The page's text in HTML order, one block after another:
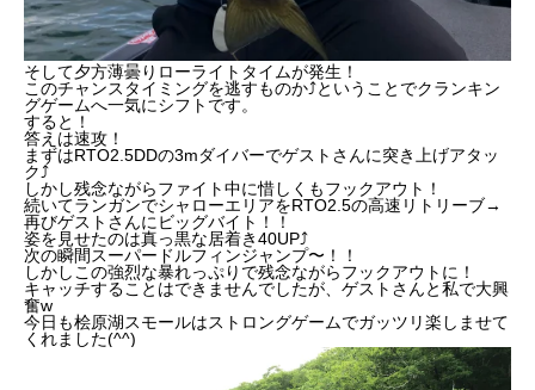
そして夕方薄曇りローライトタイムが発生！
このチャンスタイミングを逃すものか⤴︎ということでクランキン
グゲームへ一気にシフトです。
すると！
答えは速攻！
まずはRTO2.5DDの3mダイバーでゲストさんに突き上げアタッ
ク⤴︎
しかし残念ながらファイト中に惜しくもフックアウト！
続いてランガンでシャローエリアをRTO2.5の高速リトリーブ→
再びゲストさんにビッグバイト！！
姿を見せたのは真っ黒な居着き40UP⤴︎
次の瞬間スーパードルフィンジャンプ〜！！
しかしこの強烈な暴れっぷりで残念ながらフックアウトに！
キャッチすることはできませんでしたが、ゲストさんと私で大興
奮w
今日も桧原湖スモールはストロングゲームでガッツリ楽しませて
くれました(^^)